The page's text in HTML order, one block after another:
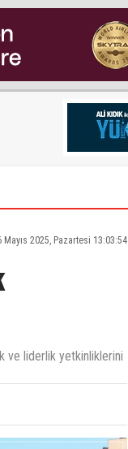
Mayıs 2025, Pazartesi 13:03:54
ve liderlik yetkinliklerini